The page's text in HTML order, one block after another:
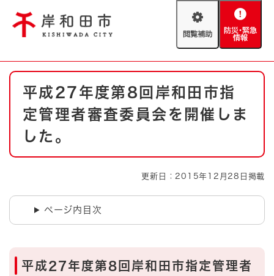
閲
助
防
緊
情
やさしい日本語
文字サイズ
防災・緊急情報 救急・消防
ハザードマップ AED設置箇所
本
平成27年度第8回岸和田市指
定管理者審査委員会を開催しま
した。
更新日：2015年12月28日掲載
ページ内目次
平成27年度第8回岸和田市指定管理者